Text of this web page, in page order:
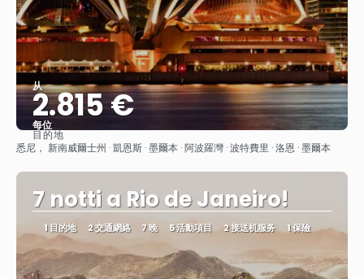
从
2.815 €
每位
查看
目的地
悉尼， 新南威爾士州 · 凱恩斯 · 墨爾本 · 阿波羅灣 · 波特費里 · 洛恩 · 墨爾本
7 notti a Rio de Janeiro!
1 目的地 2 交通網絡 7 晚 5 活動項目 2 接送机服务 1 保險